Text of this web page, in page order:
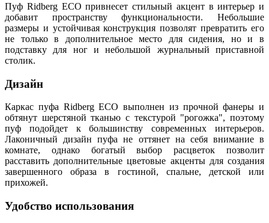
Пуф Ridberg ECO привнесет стильный акцент в интерьер и
добавит пространству функциональности. Небольшие
размеры и устойчивая конструкция позволят превратить его
не только в дополнительное место для сидения, но и в
подставку для ног и небольшой журнальный приставной
столик.
Дизайн
Каркас пуфа Ridberg ECO выполнен из прочной фанеры и
обтянут шерстяной тканью с текстурой "рогожка", поэтому
пуф подойдет к большинству современных интерьеров.
Лаконичный дизайн пуфа не оттянет на себя внимание в
комнате, однако богатый выбор расцветок позволит
расставить дополнительные цветовые акценты для создания
завершенного образа в гостиной, спальне, детской или
прихожей.
Удобство использования